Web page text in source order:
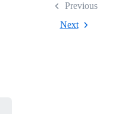
Previous
Next